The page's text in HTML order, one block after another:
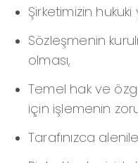
Şirketimizin
Sözleşmenin
olması,
Temel hak ve
için işlemenin
Tarafınızca